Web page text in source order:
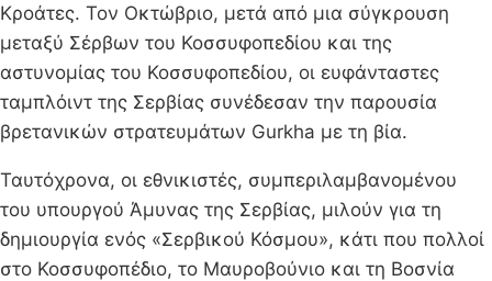
Κροάτες. Τον Οκτώβριο, μετά από μια σύγκρουση
μεταξύ Σέρβων του Κοσσυφοπεδίου και της
αστυνομίας του Κοσσυφοπεδίου, οι ευφάνταστες
ταμπλόιντ της Σερβίας συνέδεσαν την παρουσία
βρετανικών στρατευμάτων Gurkha με τη βία.
Ταυτόχρονα, οι εθνικιστές, συμπεριλαμβανομένου
του υπουργού Άμυνας της Σερβίας, μιλούν για τη
δημιουργία ενός «Σερβικού Κόσμου», κάτι που πολλοί
στο Κοσσυφοπέδιο, το Μαυροβούνιο και τη Βοσνία